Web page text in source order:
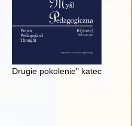
i księgarzy
Drugie pokolenie" katechetów